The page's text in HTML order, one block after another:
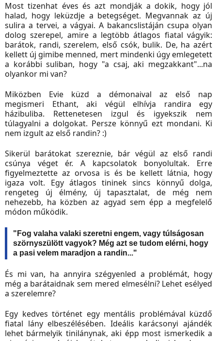
Most tizenhat éves és azt mondják a dokik, hogy jól
halad, hogy leküzdje a betegséget. Megvannak az új
sulira a tervei, a vágyai. A bakancslistáján csupa olyan
dolog szerepel, amire a legtöbb átlagos fiatal vágyik:
barátok, randi, szerelem, első csók, bulik. De, ha azért
kellett új gimibe menned, mert mindenki úgy emlegetett
a korábbi suliban, hogy "a csaj, aki megzakkant"...na
olyankor mi van?
Miközben Evie küzd a démonaival az első nap
megismeri Ethant, aki végül elhívja randira egy
házibuliba. Rettenetesen izgul és igyekszik nem
túlagyalni a dolgokat. Persze könnyű ezt mondani. Ki
nem izgult az első randin? :)
Sikerül barátokat szereznie, bár végül az első randi
csúnya véget ér. A kapcsolatok bonyolultak. Erre
figyelmeztette az orvosa is és be kellett látnia, hogy
igaza volt. Egy átlagos tininek sincs könnyű dolga,
rengeteg új élmény, új tapasztalat, de még nem
nehezebb, ha közben az agyad sem épp a megfelelő
módon működik.
"Fog valaha valaki szeretni engem, vagy túlságosan
szörnyszülött vagyok? Még azt se tudom elérni, hogy
a pasi velem maradjon a randin..."
És mi van, ha annyira szégyenled a problémát, hogy
még a barátaidnak sem mered elmesélni? Lehet esélyed
a szerelemre?
Egy kedves történet egy mentális problémával küzdő
fiatal lány elbeszélésében. Ideális karácsonyi ajándék
lehet bármelyik tinilánynak, aki épp most ismerkedik a